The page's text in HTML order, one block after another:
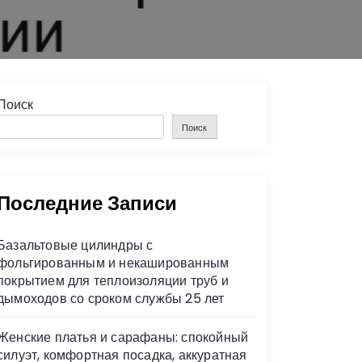
Поиск
Записи
цилиндры с
и некашированным
для теплоизоляции труб и
со сроком службы 25 лет
платья и сарафаны: спокойный
комфортная посадка, аккуратная